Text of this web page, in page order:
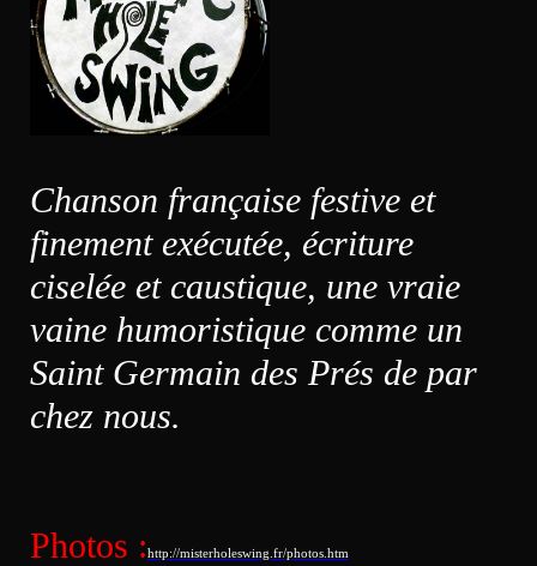
Chanson française festive et
finement exécutée, écriture
ciselée et caustique, une vraie
vaine humoristique comme un
Saint Germain des Prés de par
chez nous.
Photos :http://misterholeswing.fr/photos.htm